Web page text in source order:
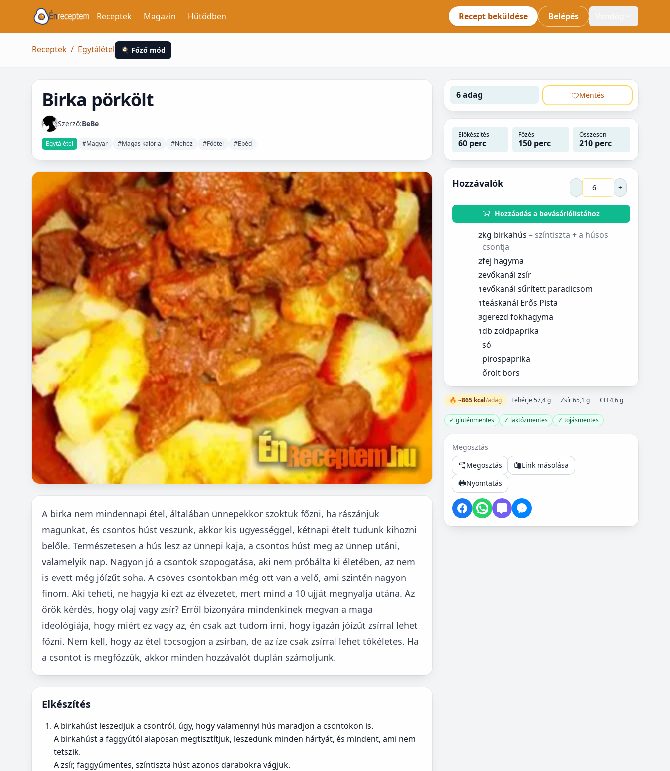
Receptek Magazin Hűtődben Recept beküldése Belépés
Receptek / Egytálétel 🍳 Főző mód
Birka pörkölt
Szerző:BeBe
Egytálétel #Magyar #Magas kalória #Nehéz #Főétel #Ebéd
A birka nem mindennapi étel, általában ünnepekkor szoktuk főzni, ha rászánjuk
magunkat, és csontos húst veszünk, akkor kis ügyességgel, kétnapi ételt tudunk kihozni
belőle. Természetesen a hús lesz az ünnepi kaja, a csontos húst meg az ünnep utáni,
valamelyik nap. Nagyon jó a csontok szopogatása, aki nem próbálta ki életében, az nem
is evett még jóízűt soha. A csöves csontokban még ott van a velő, ami szintén nagyon
finom. Aki teheti, ne hagyja ki ezt az élvezetet, mert mind a 10 ujját megnyalja utána. Az
örök kérdés, hogy olaj vagy zsír? Erről bizonyára mindenkinek megvan a maga
ideológiája, hogy miért ez vagy az, én csak azt tudom írni, hogy igazán jóízűt zsírral lehet
főzni. Nem kell, hogy az étel tocsogjon a zsírban, de az íze csak zsírral lehet tökéletes. Ha
a csontot is megfőzzük, akkor minden hozzávalót duplán számoljunk.
Elkészítés
A birkahúst leszedjük a csontról, úgy, hogy valamennyi hús maradjon a csontokon is.
A birkahúst a faggyútól alaposan megtisztítjuk, leszedünk minden hártyát, és mindent, ami nem
tetszik.
A zsír, faggyúmentes, színtiszta húst azonos darabokra vágjuk.
6 adag Mentés
Előkészítés
60 perc
Főzés
150 perc
Összesen
210 perc
Hozzávalók − +
Hozzáadás a bevásárlólistához
2kg birkahús – színtiszta + a húsos
csontja
2fej hagyma
2evőkanál zsír
1evőkanál sűrített paradicsom
1teáskanál Erős Pista
3gerezd fokhagyma
1db zöldpaprika
só
pirospaprika
őrölt bors
🔥 ~865 kcal/adag Fehérje 57,4 g Zsír 65,1 g CH 4,6 g
✓ gluténmentes ✓ laktózmentes ✓ tojásmentes
Megosztás
Megosztás
Link másolása
Nyomtatás